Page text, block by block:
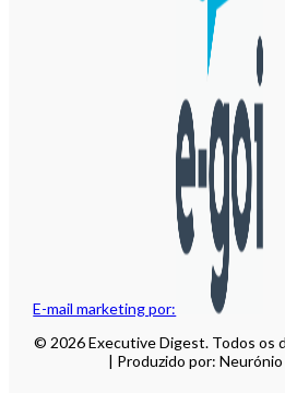
E-mail marketing por:
© 2026 Executive Digest. Todos os
| Produzido por: